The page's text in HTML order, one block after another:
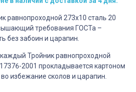
равнопроходной 273х10 сталь 20
требования ГОСТа –
без забоин и царапин.
Тройник равнопроходной
2001 прокладывается картоном
избежание сколов и царапин.